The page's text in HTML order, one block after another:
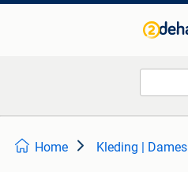
Home Kleding | Dames